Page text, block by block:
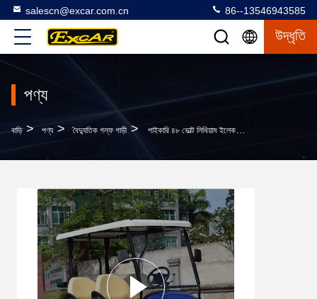
salescn@excar.com.cn 86--13546943585
উদ্ধৃতি
পণ্য
বাড়ি > পণ্য > বৈদ্যুতিক গল্ফ গাড়ী > পাইকারি ৪৮ ভোল্ট লিথিয়াম ইলেকট্রিক গল্ফ কার ৪ জন যাত্রীর জন্য